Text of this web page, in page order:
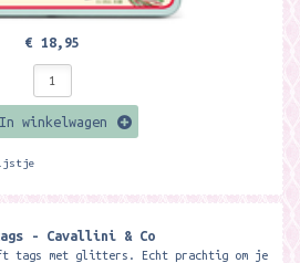
€ 18,95
In winkelwagen
- Cavallini & Co
tags met glitters. Echt prachtig om je